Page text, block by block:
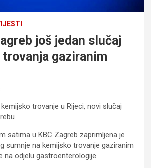
još jedan slučaj
trovanja gaziranim
trovanje u Rijeci, novi slučaj
satima u KBC Zagreb zaprimljena je
sumnje na kemijsko trovanje gaziranim
na odjelu gastroenterologije.